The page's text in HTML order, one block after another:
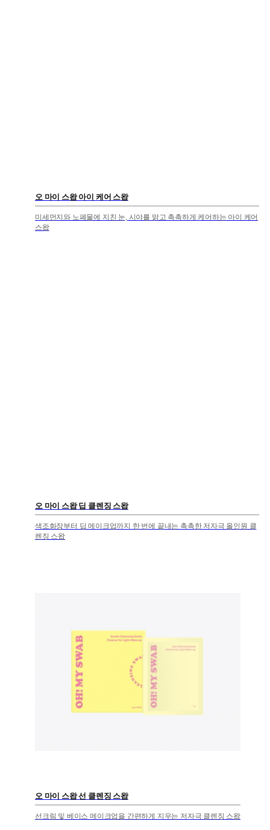
오 마이 스왑 아이 케어 스왑
미세먼지와 노폐물에 지친 눈, 시야를 맑고 촉촉하게 케어하는 아이 케어
스왑
오 마이 스왑 딥 클렌징 스왑
색조화장부터 딥 메이크업까지 한 번에 끝내는 촉촉한 저자극 올인원 클
렌징 스왑
오 마이 스왑 선 클렌징 스왑
선크림 및 베이스 메이크업을 간편하게 지우는 저자극 클렌징 스왑